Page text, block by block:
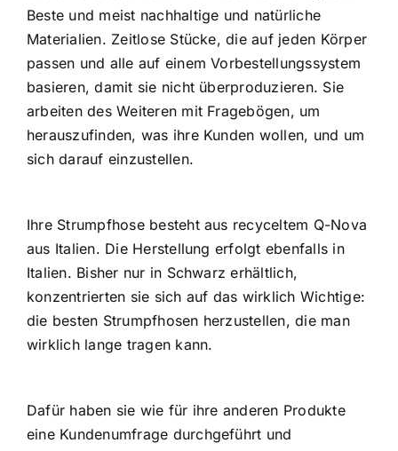
Beste und meist nachhaltige und natürliche
Materialien. Zeitlose Stücke, die auf jeden Körper
passen und alle auf einem Vorbestellungssystem
basieren, damit sie nicht überproduzieren. Sie
arbeiten des Weiteren mit Fragebögen, um
herauszufinden, was ihre Kunden wollen, und um
sich darauf einzustellen.
Ihre Strumpfhose besteht aus recyceltem Q-Nova
aus Italien. Die Herstellung erfolgt ebenfalls in
Italien. Bisher nur in Schwarz erhältlich,
konzentrierten sie sich auf das wirklich Wichtige:
die besten Strumpfhosen herzustellen, die man
wirklich lange tragen kann.
Dafür haben sie wie für ihre anderen Produkte
eine Kundenumfrage durchgeführt und